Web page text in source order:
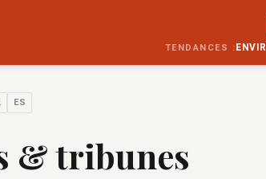
TENDANCES :
ES
& tribunes